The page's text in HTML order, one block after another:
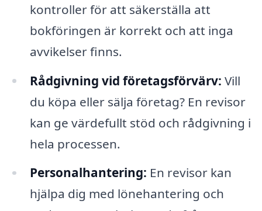
kontroller för att säkerställa att
bokföringen är korrekt och att inga
avvikelser finns.
Rådgivning vid företagsförvärv: Vill
du köpa eller sälja företag? En revisor
kan ge värdefullt stöd och rådgivning i
hela processen.
Personalhantering: En revisor kan
hjälpa dig med lönehantering och